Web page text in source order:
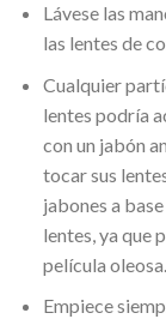
Lávese las
las lentes de
Cualquier
lentes podría
con un jabón
tocar sus
jabones a
lentes, ya que
película oleosa.
Empiece